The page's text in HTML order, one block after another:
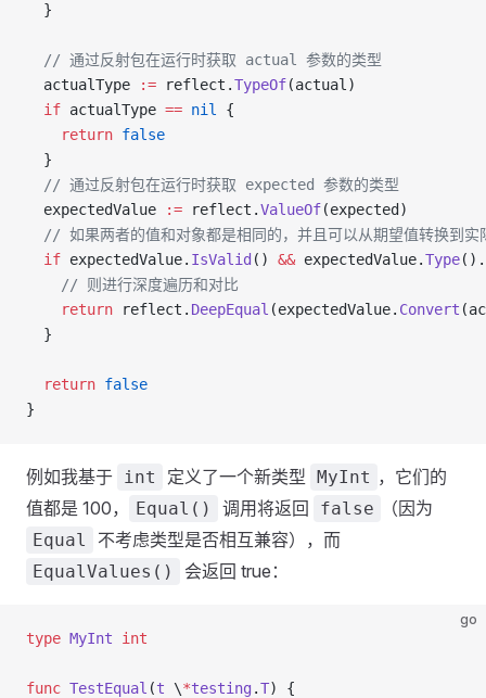
  }
  // 通过反射包在运行时获取 actual 参数的类型
  actualType
:= reflect .TypeOf(actual )
  if
actualType == nil
{
    return
false
  }
  // 通过反射包在运行时获取 expected 参数的类型
  expectedValue
:= reflect .ValueOf(expected )
// 如果两者的值和对象都是相同的，并且可以从期望值转换到实
  if
expectedValue. IsValid () && expectedValue.Type().
    // 则进行深度遍历和对比
    return
reflect . DeepEqual (expectedValue. Convert (
  }
  return
false
}
例如我基于 int 定义了一个新类型 MyInt ，它们的
值都是 100，
Equal() 调用将返回 false （因为
Equal 不考虑类型是否相互兼容），而
EqualValues() 会返回 true：
go
type MyInt int
func TestEqual (t \*testing .T) {